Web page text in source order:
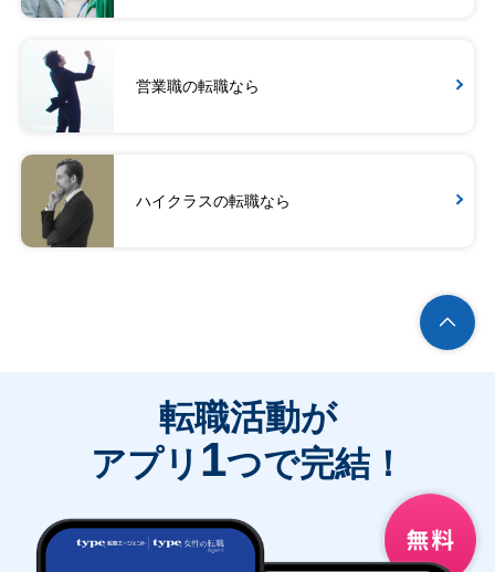
営業職の転職なら
ハイクラスの転職なら
転職活動が
アプリ 1つで完結！